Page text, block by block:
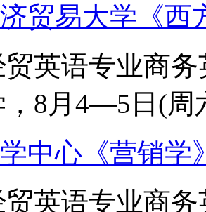
贸易大学《西
英语专业商
，8月4—5日(周
中心《营销学
贸英语专业商